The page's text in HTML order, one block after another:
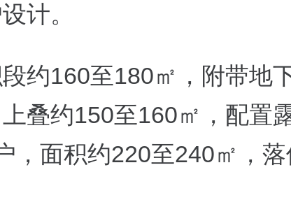
计。
约160至180㎡，附带地
叠约150至160㎡，配置
，面积约220至240㎡，